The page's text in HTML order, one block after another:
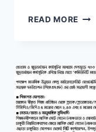
READ MORE খাদ্য
নিয়োগ
২০২৩